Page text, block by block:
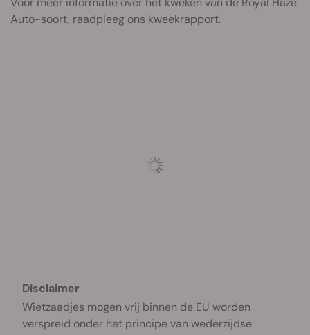
Auto-soort, raadpleeg ons kweekrapport.
Disclaimer
Wietzaadjes mogen vrij binnen de EU worden
verspreid onder het principe van wederzijdse